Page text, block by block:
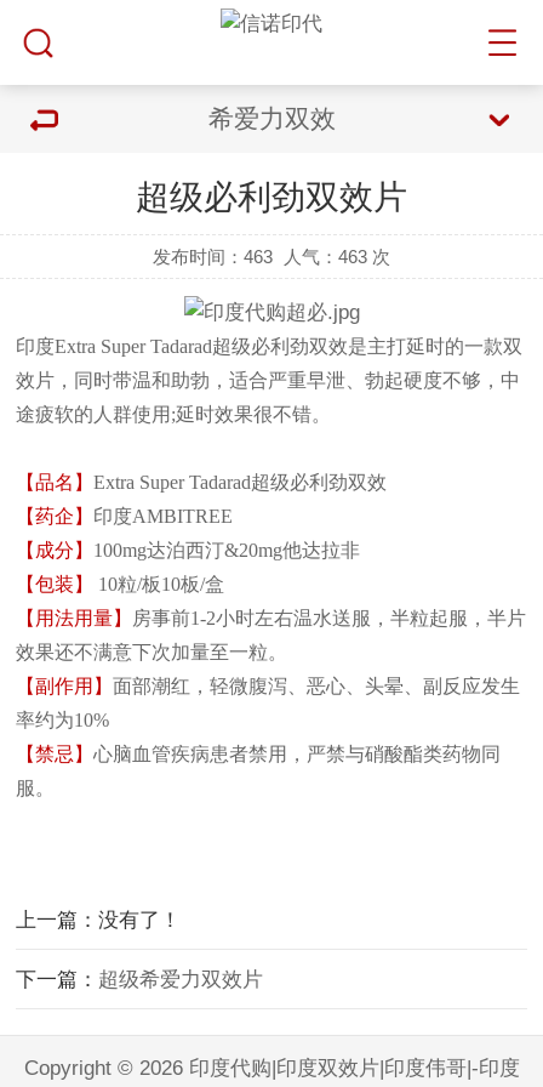
希爱力双效
超级必利劲双效片
发布时间：463 人气： 463 次
印度Extra Super Tadarad超级必利劲双效是主打延时的一款双
效片，同时带温和助勃，适合严重早泄、勃起硬度不够，中
途疲软的人群使用;延时效果很不错。
【品名】Extra Super Tadarad超级必利劲双效
【药企 】 印度AMBITREE
【 成分 】 100mg达泊西汀&20mg他达拉非
【包装 】
10粒/板10板/盒
【 用法用量】 房事前1-2小时左右温水送服，半粒起服，半片
效果还不满意下次加量至一粒。
【副作用 】面部潮红，轻微腹泻、恶心、头晕、副反应发生
率约为10%
【禁忌 】心脑血管疾病患者禁用，严禁与硝酸酯类药物同
服。
上一篇：没有了！
下一篇： 超级希爱力双效片
Copyright © 2026 印度代购|印度双效片|印度伟哥|-印度